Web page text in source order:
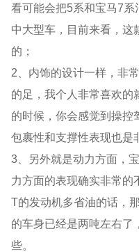
看可能会把5系和宝马7
中大型车，目前来看，这
的；
2、内饰的设计一样，非
的足，我个人非常喜欢的
的时候，你会感觉到操控
包裹性和支撑性表现也是
3、另外就是动力方面，
力方面的表现确实非常的
T的发动机多省油的话，
的车身已经是两吨左右了
些。